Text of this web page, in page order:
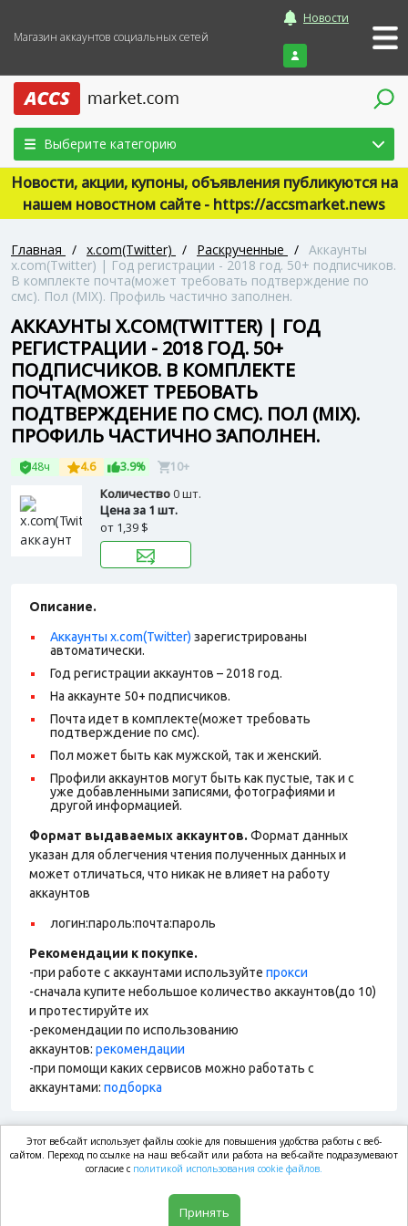
Магазин аккаунтов социальных сетей
Новости
Войти
Выберите категорию
Новости, акции, купоны, объявления публикуются на
нашем новостном сайте - https://accsmarket.news
Главная / x.com(Twitter) / Раскрученные / Аккаунты
x.com(Twitter) | Год регистрации - 2018 год. 50+ подписчиков.
В комплекте почта(может требовать подтверждение по
смс). Пол (MIX). Профиль частично заполнен.
АККАУНТЫ X.COM(TWITTER) | ГОД
РЕГИСТРАЦИИ - 2018 ГОД. 50+
ПОДПИСЧИКОВ. В КОМПЛЕКТЕ
ПОЧТА(МОЖЕТ ТРЕБОВАТЬ
ПОДТВЕРЖДЕНИЕ ПО СМС). ПОЛ (MIX).
ПРОФИЛЬ ЧАСТИЧНО ЗАПОЛНЕН.
48ч 4.6 3.9% 10+
Количество0 шт.
Цена за 1 шт.
от 1,39 $
Описание.
Аккаунты x.com(Twitter) зарегистрированы
автоматически.
Год регистрации аккаунтов – 2018 год.
На аккаунте 50+ подписчиков.
Почта идет в комплекте(может требовать
подтверждение по смс).
Пол может быть как мужской, так и женский.
Профили аккаунтов могут быть как пустые, так и с
уже добавленными записями, фотографиями и
другой информацией.
Формат выдаваемых аккаунтов. Формат данных
указан для облегчения чтения полученных данных и
может отличаться, что никак не влияет на работу
аккаунтов
логин:пароль:почта:пароль
Рекомендации к покупке.
-при работе с аккаунтами используйте прокси
-сначала купите небольшое количество аккаунтов(до 10)
и протестируйте их
-рекомендации по использованию
аккаунтов: рекомендации
-при помощи каких сервисов можно работать с
аккаунтами: подборка
market.com
Этот веб-сайт использует файлы cookie для повышения удобства работы с веб-
сайтом. Переход по ссылке на наш веб-сайт или работа на веб-сайте подразумевают
согласие с политикой использования cookie файлов.
Принять